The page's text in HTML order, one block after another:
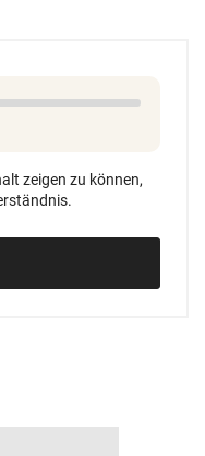
zeigen zu können,